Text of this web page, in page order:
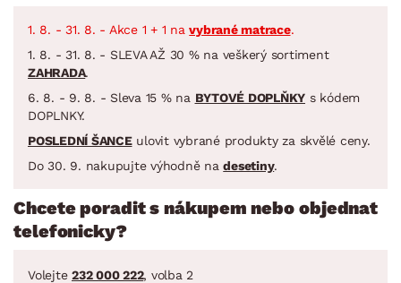
1. 8. - 31. 8. - Akce 1 + 1 navybrané matrace.
1. 8. - 31. 8. - SLEVA AŽ 30 % na veškerý sortiment
ZAHRADA.
6. 8. - 9. 8. - Sleva 15 % na BYTOVÉ DOPLŇKY s kódem
DOPLNKY.
POSLEDNÍ ŠANCEulovit vybrané produkty za skvělé ceny.
Do 30. 9. nakupujte výhodně nadesetiny.
Chcete poradit s nákupem nebo objednat
telefonicky?
Volejte 232 000 222, volba 2